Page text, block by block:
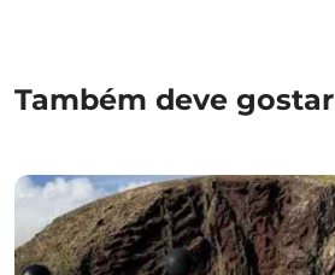
Também deve gostar